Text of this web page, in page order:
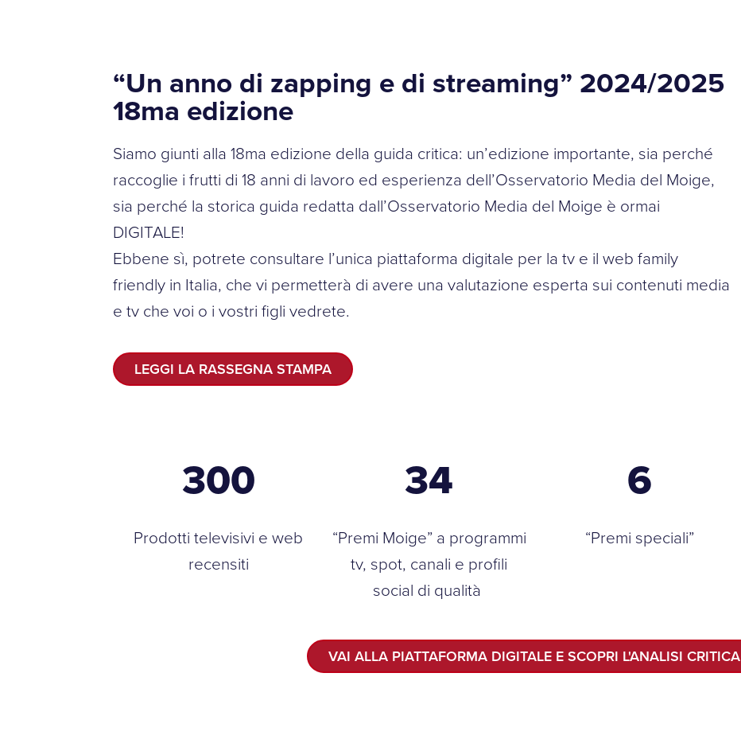
“Un anno di zapping e di streaming” 2024/2025
18ma edizione
Siamo giunti alla 18ma edizione della guida critica: un’edizione importante, sia perché
raccoglie i frutti di 18 anni di lavoro ed esperienza dell’Osservatorio Media del Moige,
sia perché la storica guida redatta dall’Osservatorio Media del Moige è ormai
DIGITALE!
Ebbene sì, potrete consultare l’unica piattaforma digitale per la tv e il web family
friendly in Italia, che vi permetterà di avere una valutazione esperta sui contenuti media
e tv che voi o i vostri figli vedrete.
LEGGI LA RASSEGNA STAMPA
300
Prodotti televisivi e web
recensiti
34
“Premi Moige” a programmi
tv, spot, canali e profili
social di qualità
6
“Premi speciali”
VAI ALLA PIATTAFORMA DIGITALE E SCOPRI L'ANALISI CRITICA